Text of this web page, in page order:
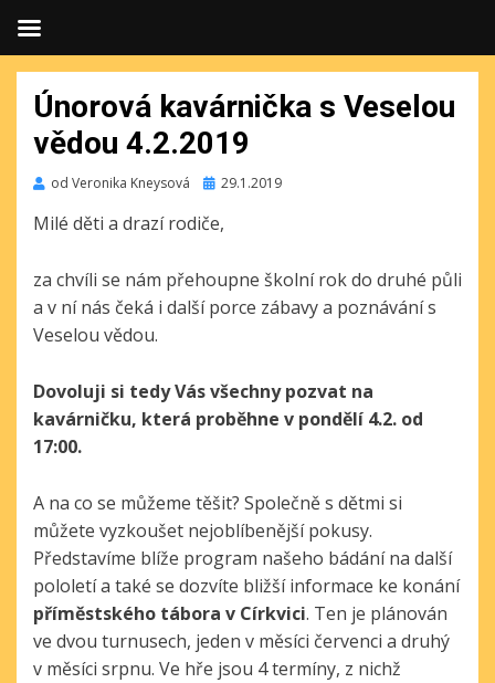
Únorová kavárnička s Veselou
vědou 4.2.2019
od Veronika Kneysová Publikováno
29.1.2019
Milé děti a drazí rodiče,
za chvíli se nám přehoupne školní rok do druhé půli
a v ní nás čeká i další porce zábavy a poznávání s
Veselou vědou.
Dovoluji si tedy Vás všechny pozvat na
kavárničku, která proběhne v pondělí 4.2. od
17:00.
A na co se můžeme těšit? Společně s dětmi si
můžete vyzkoušet nejoblíbenější pokusy.
Představíme blíže program našeho bádání na další
pololetí a také se dozvíte bližší informace ke konání
příměstského tábora v Církvici. Ten je plánován
ve dvou turnusech, jeden v měsíci červenci a druhý
v měsíci srpnu. Ve hře jsou 4 termíny, z nichž